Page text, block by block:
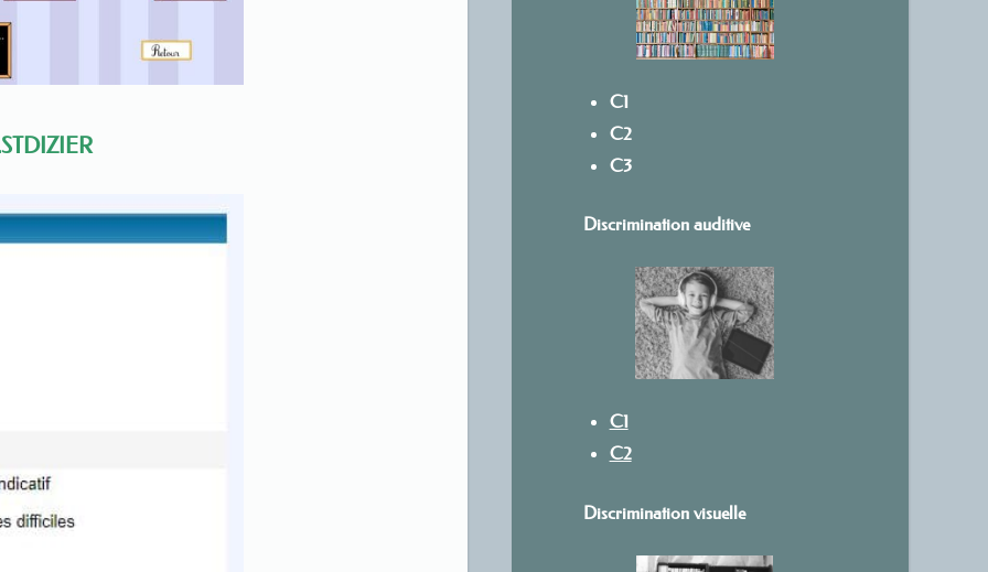
C1
C2
C3
Discrimination auditive
C1
C2
Discrimination visuelle